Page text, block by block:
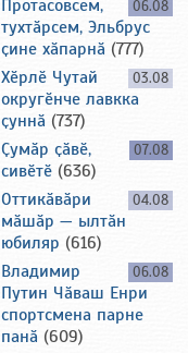
06.08
Протасовсем,
тухтӑрсем, Эльбрус
ҫине хӑпарнӑ (777)
03.08
Хӗрлӗ Чутай
округӗнче лавкка
ҫуннӑ (737)
07.08
Ҫумӑр ҫӑвӗ,
сивӗтӗ (636)
04.08
Оттикӑвӑри
мӑшӑр — ылтӑн
юбиляр (616)
06.08
Владимир
Путин Чӑваш Енри
спортсмена парне
панӑ (609)